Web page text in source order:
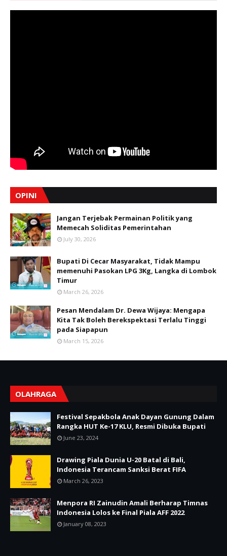
OPINI
Jangan Terjebak Permainan Politik yang
Memecah Soliditas Pemerintahan
July 30, 2026
Bupati Di Cecar Masyarakat, Tidak Mampu
memenuhi Pasokan LPG 3Kg, Langka di Lombok
Timur
March 26, 2026
Pesan Mendalam Dr. Dewa Wijaya: Mengapa
Kita Tak Boleh Berekspektasi Terlalu Tinggi
pada Siapapun
March 15, 2026
OLAHRAGA
Festival Sepakbola Anak Dayan Gunung Dalam
Rangka HUT Ke-17 KLU, Resmi Dibuka Bupati
June 23, 2024
Drawing Piala Dunia U-20 Batal di Bali,
Indonesia Terancam Sanksi Berat FIFA
March 26, 2023
Menpora RI Zainudin Amali Berharap Timnas
Indonesia Lolos ke Final Piala AFF 2022
January 08, 2023